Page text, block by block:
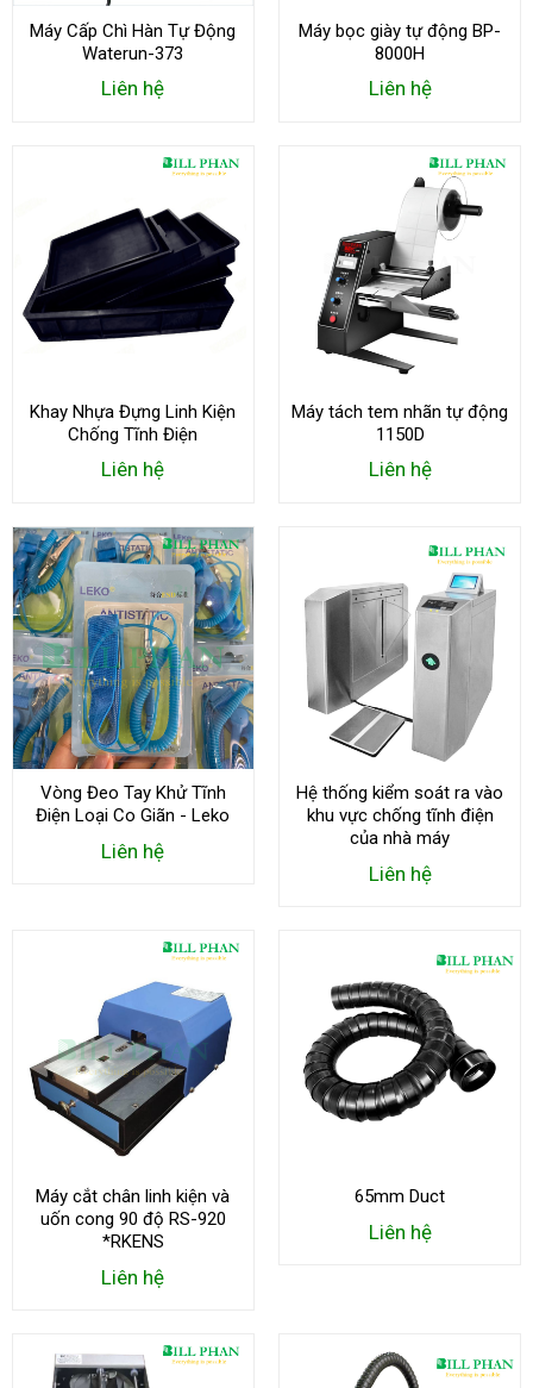
Máy Cấp Chì Hàn Tự Động
Waterun-373
Liên hệ
Máy bọc giày tự động BP-
8000H
Liên hệ
Khay Nhựa Đựng Linh Kiện
Chống Tĩnh Điện
Liên hệ
Máy tách tem nhãn tự động
1150D
Liên hệ
Vòng Đeo Tay Khử Tĩnh
Điện Loại Co Giãn - Leko
Liên hệ
Hệ thống kiểm soát ra vào
khu vực chống tĩnh điện
của nhà máy
Liên hệ
Máy cắt chân linh kiện và
uốn cong 90 độ RS-920
*RKENS
Liên hệ
65mm Duct
Liên hệ